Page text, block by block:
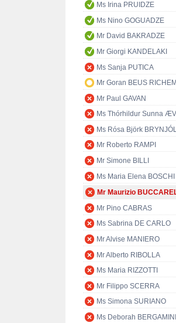
Ms Irina PRUIDZE
Ms Nino GOGUADZE
Mr David BAKRADZE
Mr Giorgi KANDELAKI
Ms Sanja PUTICA
Mr Goran BEUS
Mr Paul GAVAN
Ms Thórhildur Sunna
Ms Rósa Björk
Mr Roberto RAMPI
Mr Simone BILLI
Ms Maria Elena BOSCHI
Mr Maurizio
Mr Pino CABRAS
Ms Sabrina DE CARLO
Mr Alvise MANIERO
Mr Alberto RIBOLLA
Ms Maria RIZZOTTI
Mr Filippo SCERRA
Ms Simona SURIANO
Ms Deborah BERGAMINI